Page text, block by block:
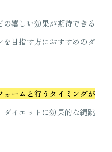
嬉しい効果が期待できる
目指す方におすすめのダ
ォームと行うタイミングが
ダイエットに効果的な縄跳